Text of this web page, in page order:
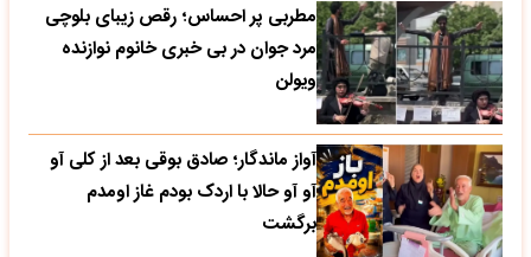
مطربی پر احساس؛ رقص زیبای بلوچی
مرد جوان در بی خبری خانوم نوازنده
ویولن
آواز ماندگار؛ صادق بوقی بعد از کلی آو
آو آو حالا با اردک بودم غاز اومدم
برگشت